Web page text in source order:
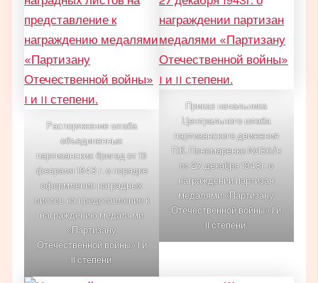
Распоряжение штаба
объединенных
партизанских бригад от 19
февраля 1943 г. о порядке
оформления наградных
листов на представление к
награждению медалями
«Партизану
Отечественной войны» I и
II степени.
Приказ начальника
Центрального штаба
партизанского движения
П.К. Пономаренко №130/н
от 27 декабря 1943г. о
награждении партизан
медалями «Партизану
Отечественной войны» I и
II степени.